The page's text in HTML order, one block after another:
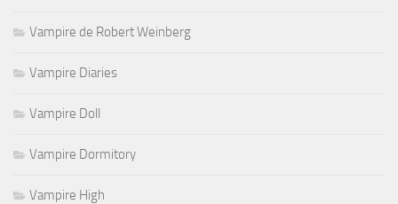
Vampire de Robert Weinberg
Vampire Diaries
Vampire Doll
Vampire Dormitory
Vampire High